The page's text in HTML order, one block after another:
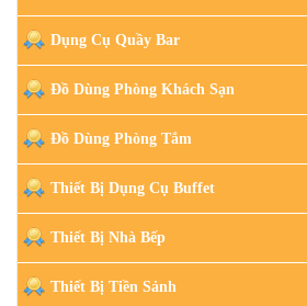
Dụng Cụ Quầy Bar
Đồ Dùng Phòng Khách Sạn
Đồ Dùng Phòng Tắm
Thiết Bị Dụng Cụ Buffet
Thiết Bị Nhà Bếp
Thiết Bị Tiền Sảnh